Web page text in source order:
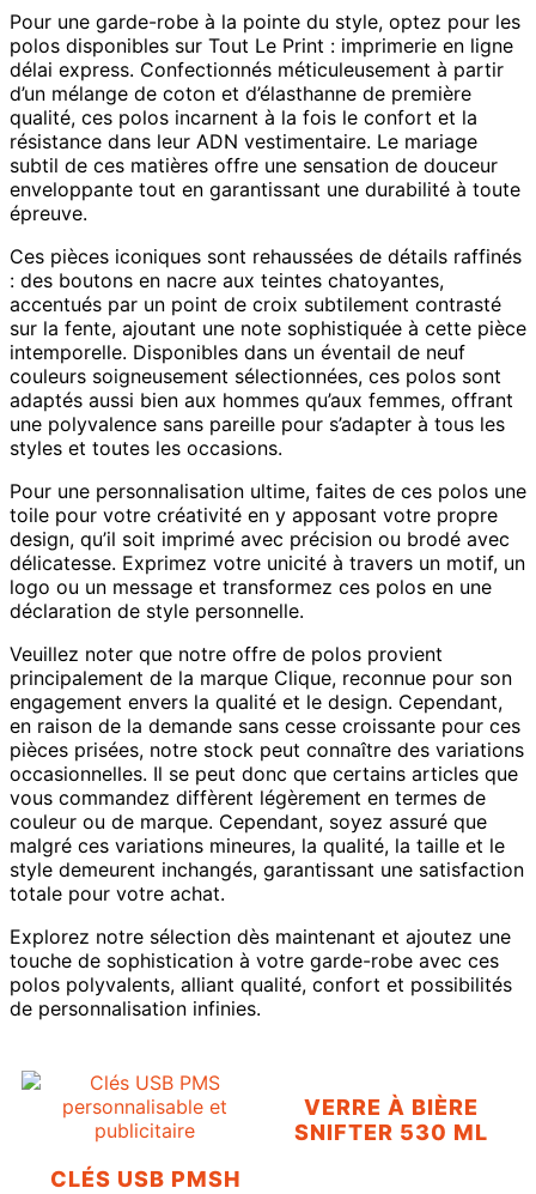
Pour une garde-robe à la pointe du style, optez pour les
polos disponibles sur Tout Le Print : imprimerie en ligne
délai express. Confectionnés méticuleusement à partir
d’un mélange de coton et d’élasthanne de première
qualité, ces polos incarnent à la fois le confort et la
résistance dans leur ADN vestimentaire. Le mariage
subtil de ces matières offre une sensation de douceur
enveloppante tout en garantissant une durabilité à toute
épreuve.
Ces pièces iconiques sont rehaussées de détails raffinés
: des boutons en nacre aux teintes chatoyantes,
accentués par un point de croix subtilement contrasté
sur la fente, ajoutant une note sophistiquée à cette pièce
intemporelle. Disponibles dans un éventail de neuf
couleurs soigneusement sélectionnées, ces polos sont
adaptés aussi bien aux hommes qu’aux femmes, offrant
une polyvalence sans pareille pour s’adapter à tous les
styles et toutes les occasions.
Pour une personnalisation ultime, faites de ces polos une
toile pour votre créativité en y apposant votre propre
design, qu’il soit imprimé avec précision ou brodé avec
délicatesse. Exprimez votre unicité à travers un motif, un
logo ou un message et transformez ces polos en une
déclaration de style personnelle.
Veuillez noter que notre offre de polos provient
principalement de la marque Clique, reconnue pour son
engagement envers la qualité et le design. Cependant,
en raison de la demande sans cesse croissante pour ces
pièces prisées, notre stock peut connaître des variations
occasionnelles. Il se peut donc que certains articles que
vous commandez diffèrent légèrement en termes de
couleur ou de marque. Cependant, soyez assuré que
malgré ces variations mineures, la qualité, la taille et le
style demeurent inchangés, garantissant une satisfaction
totale pour votre achat.
Explorez notre sélection dès maintenant et ajoutez une
touche de sophistication à votre garde-robe avec ces
polos polyvalents, alliant qualité, confort et possibilités
de personnalisation infinies.
CLÉS USB PMSH
VERRE À BIÈRE
SNIFTER 530 ML